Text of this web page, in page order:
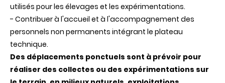
utilisés pour les élevages et les expérimentations.
- Contribuer à l'accueil et à l'accompagnement des
personnels non permanents intégrant le plateau
technique.
Des déplacements ponctuels sont à prévoir pour
réaliser des collectes ou des expérimentations sur